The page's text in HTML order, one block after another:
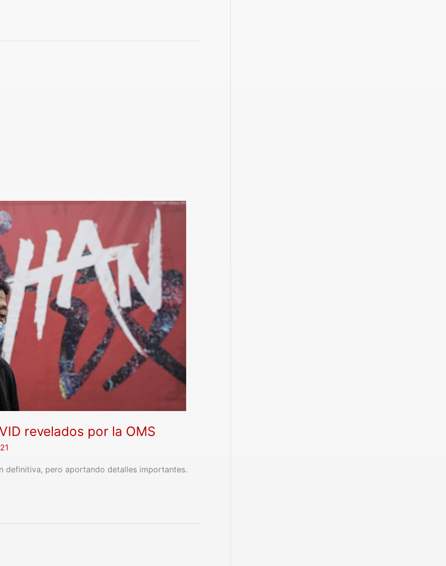
revelados por la OMS
definitiva, pero aportando detalles importantes.